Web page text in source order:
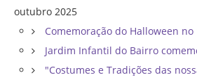
outubro 2025
Comemoração do Halloween no
Jardim Infantil do Bairro
"Costumes e Tradições das